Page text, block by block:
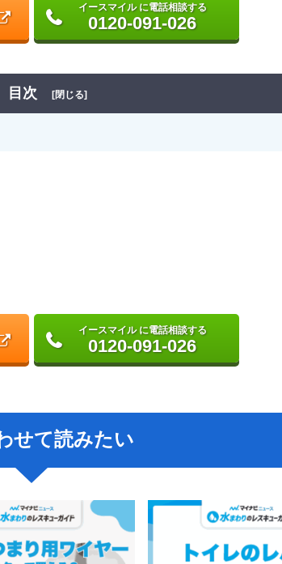
イースマイル に電話相談する
0120-091-026
目次 [閉じる]
イースマイル に電話相談する
0120-091-026
せて読みたい